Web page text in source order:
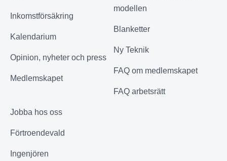
Inkomstförsäkring
Kalendarium
Opinion, nyheter och press
Medlemskapet
modellen
Blanketter
Ny Teknik
FAQ om medlemskapet
FAQ arbetsrätt
Jobba hos oss
Förtroendevald
Ingenjören